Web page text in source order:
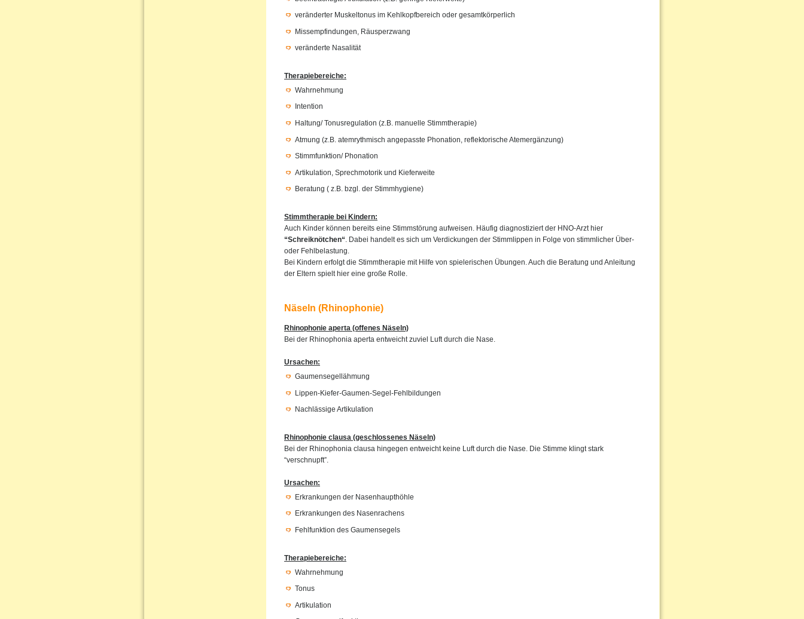
veränderter Muskeltonus im Kehlkopfbereich oder gesamtkörperlich
Missempfindungen, Räusperzwang
veränderte Nasalität
Therapiebereiche:
Wahrnehmung
Intention
Haltung/ Tonusregulation (z.B. manuelle Stimmtherapie)
Atmung (z.B. atemrythmisch angepasste Phonation, reflektorische Atemergänzung)
Stimmfunktion/ Phonation
Artikulation, Sprechmotorik und Kieferweite
Beratung ( z.B. bzgl. der Stimmhygiene)
Stimmtherapie bei Kindern:
Auch Kinder können bereits eine Stimmstörung aufweisen. Häufig diagnostiziert der HNO-Arzt hier
“Schreiknötchen“. Dabei handelt es sich um Verdickungen der Stimmlippen in Folge von stimmlicher Über-
oder Fehlbelastung.
Bei Kindern erfolgt die Stimmtherapie mit Hilfe von spielerischen Übungen. Auch die Beratung und Anleitung
der Eltern spielt hier eine große Rolle.
Näseln (Rhinophonie)
Rhinophonie aperta (offenes Näseln)
Bei der Rhinophonia aperta entweicht zuviel Luft durch die Nase.
Ursachen:
Gaumensegellähmung
Lippen-Kiefer-Gaumen-Segel-Fehlbildungen
Nachlässige Artikulation
Rhinophonie clausa (geschlossenes Näseln)
Bei der Rhinophonia clausa hingegen entweicht keine Luft durch die Nase. Die Stimme klingt stark
“verschnupft”.
Ursachen:
Erkrankungen der Nasenhaupthöhle
Erkrankungen des Nasenrachens
Fehlfunktion des Gaumensegels
Therapiebereiche:
Wahrnehmung
Tonus
Artikulation